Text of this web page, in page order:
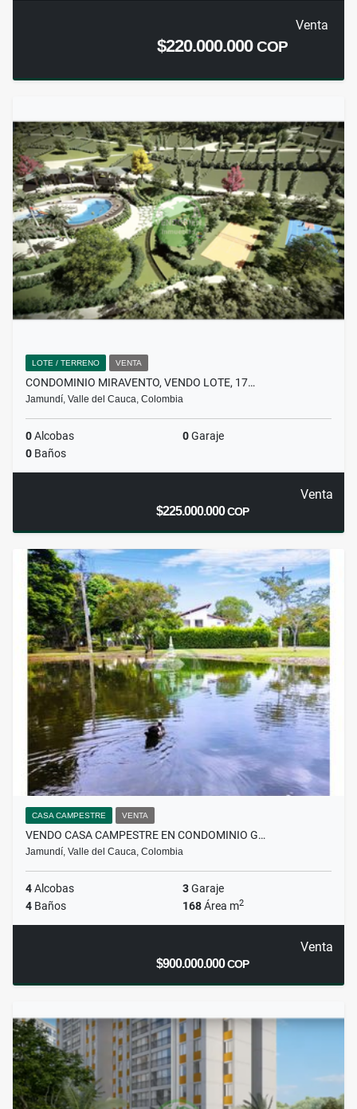
Venta
$220.000.000COP
LOTE / TERRENO VENTA
CONDOMINIO MIRAVENTO, VENDO LOTE, 17…
Jamundí, Valle del Cauca, Colombia
0Alcobas 0Garaje
0 Baños
Venta
$225.000.000COP
CASA CAMPESTRE VENTA
VENDO CASA CAMPESTRE EN CONDOMINIO G…
Jamundí, Valle del Cauca, Colombia
4Alcobas 3Garaje
4 Baños 168Área m2
Venta
$900.000.000COP